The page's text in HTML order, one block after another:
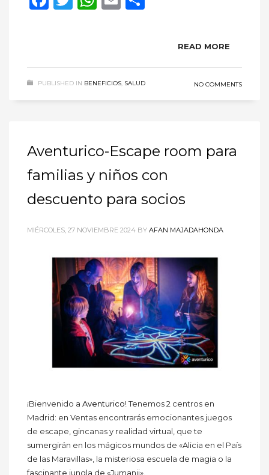
READ MORE
PUBLISHED IN BENEFICIOS, SALUD NO COMMENTS
Aventurico-Escape room para
familias y niños con
descuento para socios
MIÉRCOLES, 27 NOVIEMBRE 2024 BY AFAN MAJADAHONDA
¡Bienvenido a Aventurico! Tenemos 2 centros en
Madrid: en Ventas encontrarás emocionantes juegos
de escape, gincanas y realidad virtual, que te
sumergirán en los mágicos mundos de «Alicia en el País
de las Maravillas», la misteriosa escuela de magia o la
fascinante jungla de «Jumanji».